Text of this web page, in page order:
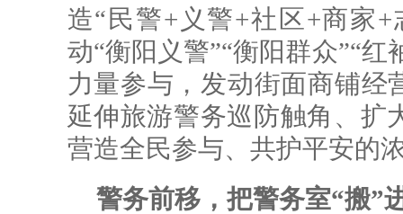
造“民警+义警+社区+商家
动“衡阳义警”“衡阳群众”“红
力量参与，发动街面商铺经
延伸旅游警务巡防触角、扩
营造全民参与、共护平安的
警务前移，把警务室“搬”